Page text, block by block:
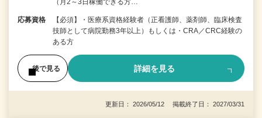
（月2～3日稼働できる方…
応募資格
【必須】・医療系資格経験者（正看護師、薬剤師、臨床検査
技師として病院勤務3年以上）もしくは・CRA／CRC経験の
ある方
後で見る 詳細を見る
更新日： 2026/05/12 掲載終了日： 2027/03/31